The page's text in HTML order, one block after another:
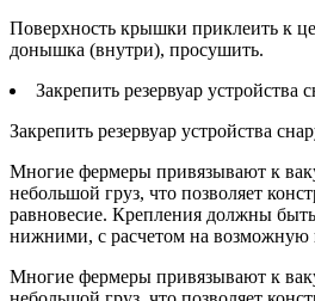
Поверхность крышки приклеить к
донышка (внутри), просушить.
Закрепить резервуар устройства
Закрепить резервуар устройства
Многие фермеры привязывают к
небольшой груз, что позволяет
равновесие. Крепления должны
нижними, с расчетом на возможную
Многие фермеры привязывают к